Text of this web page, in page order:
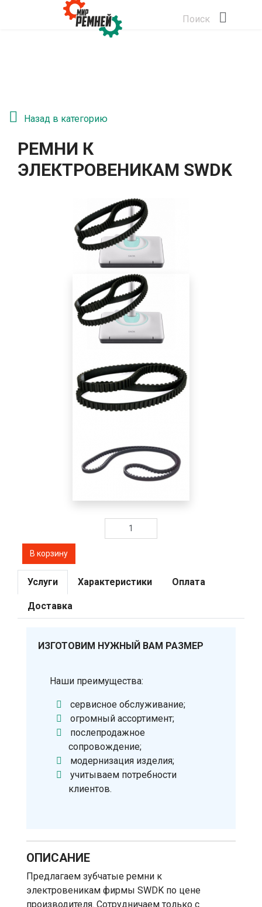
Поиск
Назад в категорию
РЕМНИ К
ЭЛЕКТРОВЕНИКАМ SWDK
Услуги Характеристики Оплата
Доставка
ИЗГОТОВИМ НУЖНЫЙ ВАМ РАЗМЕР
Наши преимущества:
сервисное обслуживание;
огромный ассортимент;
послепродажное
сопровождение;
модернизация изделия;
учитываем потребности
клиентов.
ОПИСАНИЕ
Предлагаем зубчатые ремни к
электровеникам фирмы SWDK по цене
производителя. Сотрудничаем только с